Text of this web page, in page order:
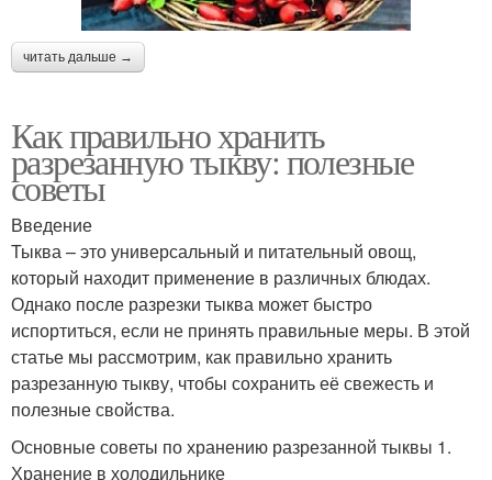
читать дальше →
Как правильно хранить
разрезанную тыкву: полезные
советы
Введение
Тыква – это универсальный и питательный овощ,
который находит применение в различных блюдах.
Однако после разрезки тыква может быстро
испортиться, если не принять правильные меры. В этой
статье мы рассмотрим, как правильно хранить
разрезанную тыкву, чтобы сохранить её свежесть и
полезные свойства.
Основные советы по хранению разрезанной тыквы 1.
Хранение в холодильнике